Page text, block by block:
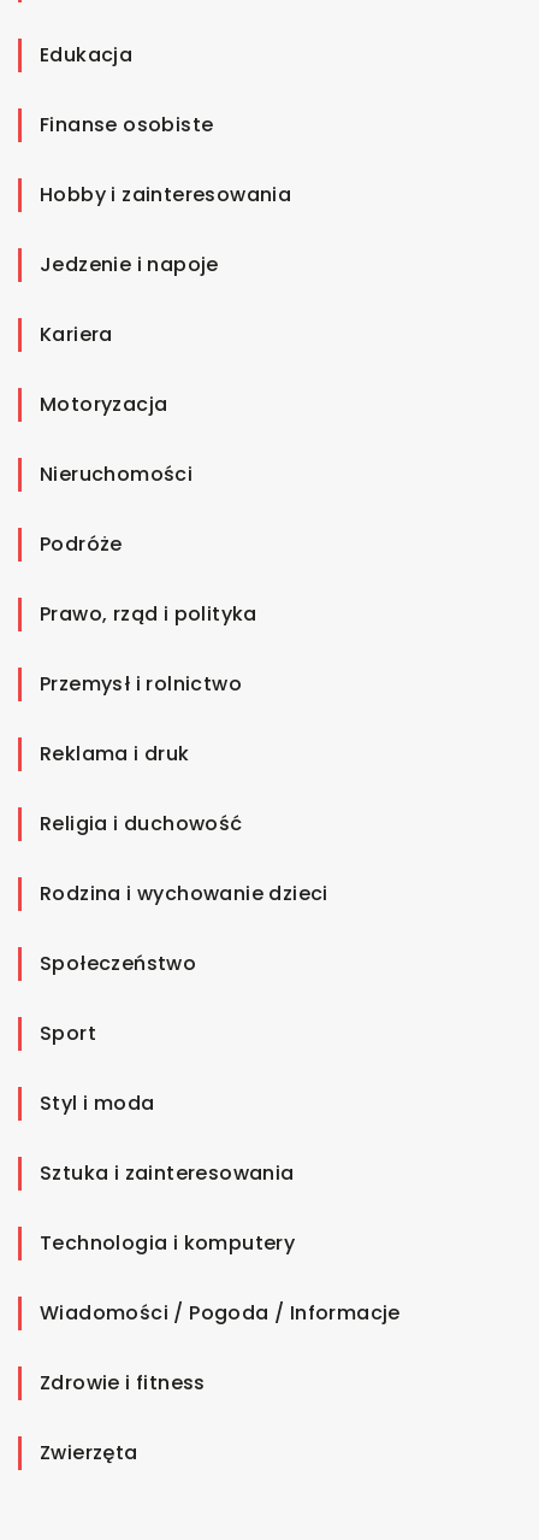
Edukacja
Finanse osobiste
Hobby i zainteresowania
Jedzenie i napoje
Kariera
Motoryzacja
Nieruchomości
Podróże
Prawo, rząd i polityka
Przemysł i rolnictwo
Reklama i druk
Religia i duchowość
Rodzina i wychowanie dzieci
Społeczeństwo
Sport
Styl i moda
Sztuka i zainteresowania
Technologia i komputery
Wiadomości / Pogoda / Informacje
Zdrowie i fitness
Zwierzęta